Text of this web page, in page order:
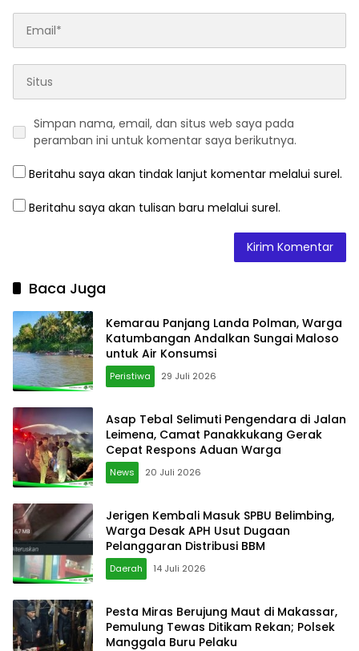
Simpan nama, email, dan situs web saya pada
peramban ini untuk komentar saya berikutnya.
Beritahu saya akan tindak lanjut komentar melalui surel.
Beritahu saya akan tulisan baru melalui surel.
Baca Juga
Kemarau Panjang Landa Polman, Warga
Katumbangan Andalkan Sungai Maloso
untuk Air Konsumsi
Peristiwa 29 Juli 2026
Asap Tebal Selimuti Pengendara di Jalan
Leimena, Camat Panakkukang Gerak
Cepat Respons Aduan Warga
News 20 Juli 2026
Jerigen Kembali Masuk SPBU Belimbing,
Warga Desak APH Usut Dugaan
Pelanggaran Distribusi BBM
Daerah 14 Juli 2026
Pesta Miras Berujung Maut di Makassar,
Pemulung Tewas Ditikam Rekan; Polsek
Manggala Buru Pelaku